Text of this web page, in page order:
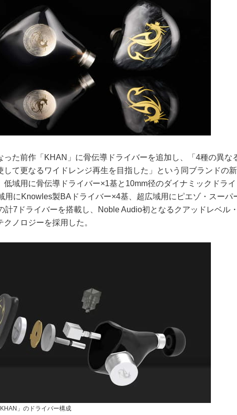
った前作「KHAN」に骨伝導ドライバーを追加し、「4種の異な
して更なるワイドレンジ再生を目指した」という同ブランドの新
低域用に骨伝導ドライバー×1基と10mm径のダイナミックドライ
用にKnowles製BAドライバー×4基、超広域用にピエゾ・スーパ
計7ドライバーを搭載し、Noble Audio初となるクアッドレベル・
ノロジーを採用した。
KHAN」のドライバー構成